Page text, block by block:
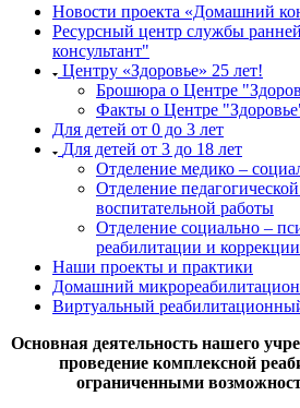
Новости проекта «Домашний
Ресурсный центр службы
консультант"
Центру «Здоровье» 25 лет!
Брошюра о Центре
Факты о Центре
Для детей от 0 до 3 лет
Для детей от 3 до 18 лет
Отделение медико –
Отделение
воспитательной работы
Отделение социально –
реабилитации и коррекции
Наши проекты и практики
Домашний
Виртуальный
Основная деятельность нашего
проведение комплексной
ограниченными